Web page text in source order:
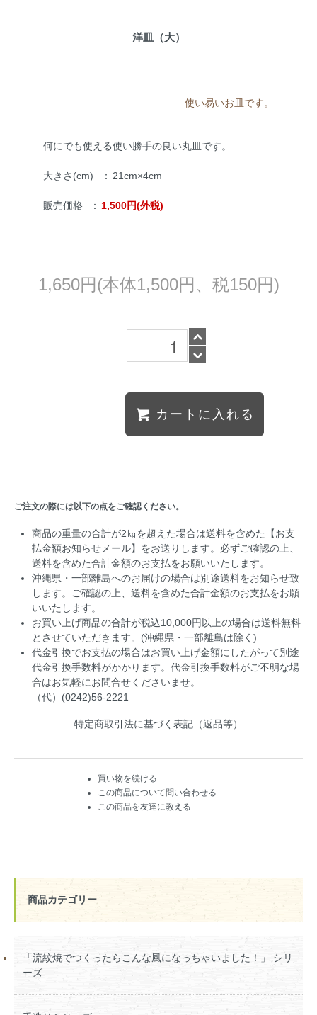
洋皿（大）
使い易いお皿です。
何にでも使える使い勝手の良い丸皿です。
大きさ(cm) ： 21cm×4cm
販売価格 ： 1,500円(外税)
1,650円(本体1,500円、税150円)
カートに入れる
ご注文の際には以下の点をご確認ください。
商品の重量の合計が2㎏を超えた場合は送料を含めた【お支
払金額お知らせメール】をお送りします。必ずご確認の上、
送料を含めた合計金額のお支払をお願いいたします。
沖縄県・一部離島へのお届けの場合は別途送料をお知らせ致
します。ご確認の上、送料を含めた合計金額のお支払をお願
いいたします。
お買い上げ商品の合計が税込10,000円以上の場合は送料無料
とさせていただきます。(沖縄県・一部離島は除く)
代金引換でお支払の場合はお買い上げ金額にしたがって別途
代金引換手数料がかかります。代金引換手数料がご不明な場
合はお気軽にお問合せくださいませ。
（代）(0242)56-2221
特定商取引法に基づく表記（返品等）
買い物を続ける
この商品について問い合わせる
この商品を友達に教える
商品カテゴリー
「流紋焼でつくったらこんな風になっちゃいました！」 シリ
ーズ